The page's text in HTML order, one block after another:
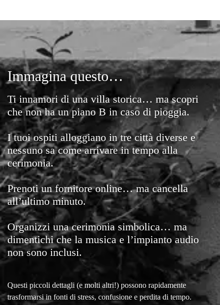
Immagina questo…
Ti innamori di una villa storica… ma scopri
che non ha un piano B in caso di pioggia.
I tuoi ospiti alloggiano in tre città diverse e
nessuno sa come arrivare in tempo alla
cerimonia.
Prenoti un fornitore online… ma cancella
all’ultimo minuto.
Organizzi una cerimonia simbolica… ma
dimentichi che la musica e l’impianto audio
non sono inclusi.
Questi piccoli dettagli (e molti altri!) possono rapidamente
trasformarsi in fonti di stress, confusione e perdita di tempo.